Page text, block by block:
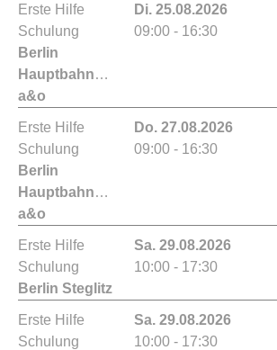
Erste Hilfe
Schulung
Berlin
Hauptbahnhof
a&o
Di. 25.08.2026
09:00 - 16:30
Erste Hilfe
Schulung
Berlin
Hauptbahnhof
a&o
Do. 27.08.2026
09:00 - 16:30
Erste Hilfe
Schulung
Berlin Steglitz
Sa. 29.08.2026
10:00 - 17:30
Erste Hilfe
Schulung
Sa. 29.08.2026
10:00 - 17:30